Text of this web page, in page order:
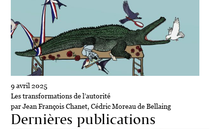
9 avril 2025
Les transformations de l’autorité
par Jean François Chanet, Cédric Moreau de Bellaing
Dernières publications